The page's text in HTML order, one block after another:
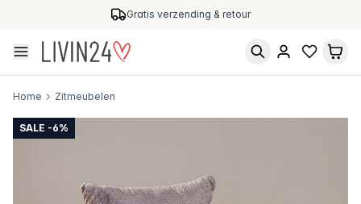
Gratis verzending & retour
Home Zitmeubelen
SALE -6%